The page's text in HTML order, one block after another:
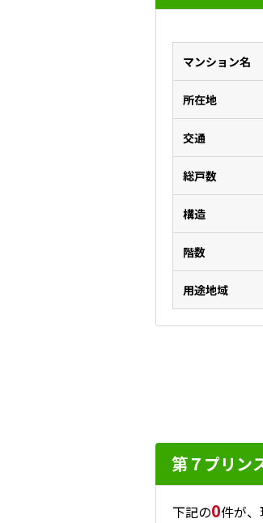
マンション名
所在地
交通
総戸数
構造
階数
用途地域
第７プリン
下記の0件が、